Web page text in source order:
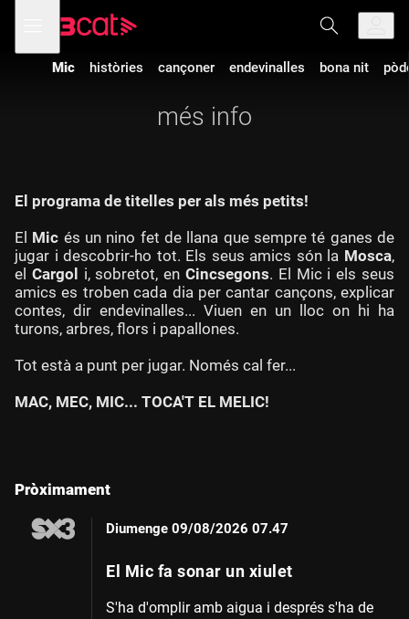
navegació
principal
menú
de
Mic històries cançoner endevinalles bona nit
més info
El programa de titelles per als més petits!
El Mic és un nino fet de llana que sempre té ganes de
jugar i descobrir-ho tot. Els seus amics són la Mosca,
el Cargol i, sobretot, enCincsegons. El Mic i els seus
amics es troben cada dia per cantar cançons, explicar
contes, dir endevinalles... Viuen en un lloc on hi ha
turons, arbres, flors i papallones.
Tot està a punt per jugar. Només cal fer...
MAC, MEC, MIC... TOCA'T EL MELIC!
Pròximament
Diumenge 09/08/2026 07.47
El Mic fa sonar un xiulet
S'ha d'omplir amb aigua i després s'ha de